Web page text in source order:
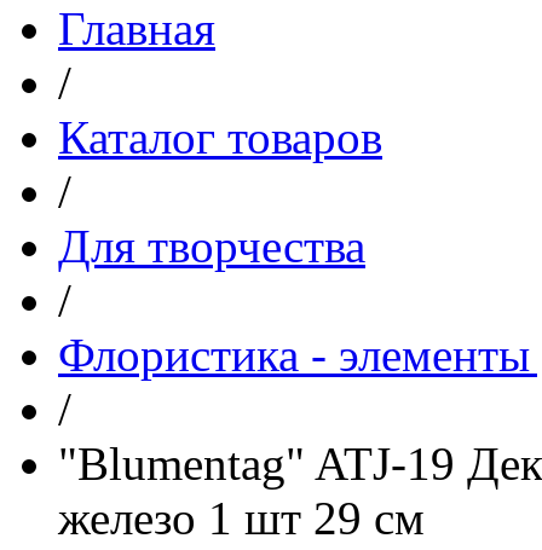
Главная
/
Каталог товаров
/
Для творчества
/
Флористика - элементы
/
"Blumentag" ATJ-19
железо 1 шт 29 см